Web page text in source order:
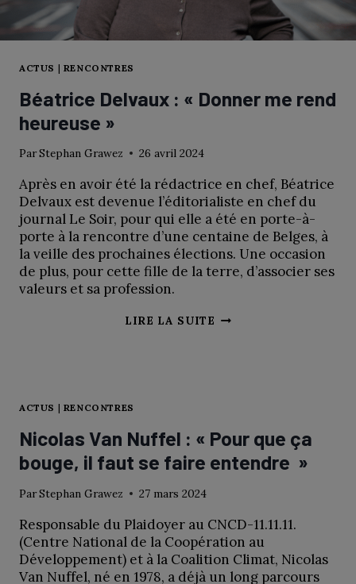
ACTUS | RENCONTRES
Béatrice Delvaux : « Donner me rend
heureuse »
ParStephan Grawez 26 avril 2024
Après en avoir été la rédactrice en chef, Béatrice
Delvaux est devenue l’éditorialiste en chef du
journal Le Soir, pour qui elle a été en porte-à-
porte à la rencontre d’une centaine de Belges, à
la veille des prochaines élections. Une occasion
de plus, pour cette fille de la terre, d’associer ses
valeurs et sa profession.
LIRE LA SUITE BÉATRICE
HEUREUSE
»
ACTUS | RENCONTRES
Nicolas Van Nuffel : « Pour que ça
bouge, il faut se faire entendre »
ParStephan Grawez 27 mars 2024
Responsable du Plaidoyer au CNCD-11.11.11.
(Centre National de la Coopération au
Développement) et à la Coalition Climat, Nicolas
Van Nuffel, né en 1978, a déjà un long parcours